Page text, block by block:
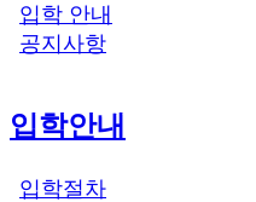
입학 안내
공지사항
입학안내
입학절차